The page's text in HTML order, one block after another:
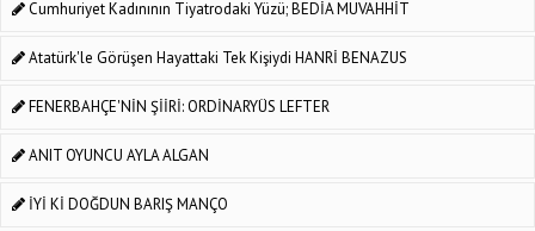
Cumhuriyet Kadınının Tiyatrodaki Yüzü; BEDİA MUVAHHİT
Atatürk'le Görüşen Hayattaki Tek Kişiydi HANRİ BENAZUS
FENERBAHÇE'NİN ŞİİRİ: ORDİNARYÜS LEFTER
ANIT OYUNCU AYLA ALGAN
İYİ Kİ DOĞDUN BARIŞ MANÇO